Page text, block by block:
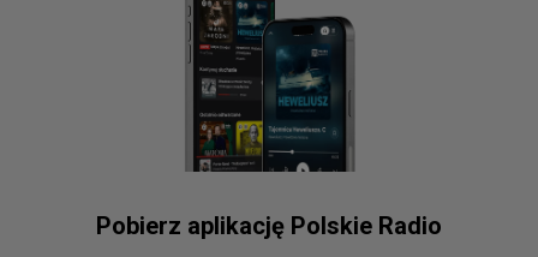
Pobierz aplikację Polskie Radio